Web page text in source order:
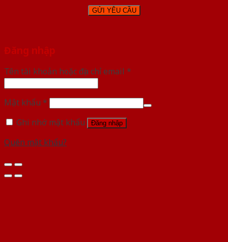
Đăng nhập
Tên tài khoản hoặc địa chỉ email *
Mật khẩu *
Ghi nhớ mật khẩu
Đăng nhập
Quên mật khẩu?